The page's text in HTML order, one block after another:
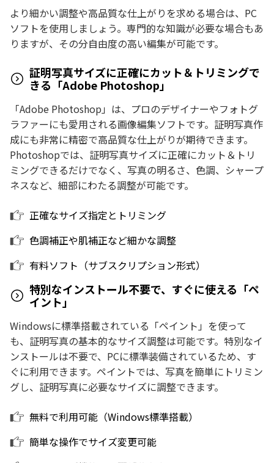
より細かい調整や高品質な仕上がりを求める場合は、PC
ソフトを使用しましょう。専門的な知識が必要な場合もあ
りますが、その分自由度の高い編集が可能です。
証明写真サイズに正確にカット＆トリミングで
きる「Adobe Photoshop」
「Adobe Photoshop」は、プロのデザイナーやフォトグ
ラファーにも愛用される画像編集ソフトです。証明写真作
成にも非常に精密で高品質な仕上がりが期待できます。
Photoshopでは、証明写真サイズに正確にカット＆トリ
ミングできるだけでなく、写真の明るさ、色調、シャープ
ネスなど、細部にわたる調整が可能です。
正確なサイズ指定とトリミング
色調補正や肌補正など細かな調整
有料ソフト（サブスクリプション形式）
特別なインストール不要で、すぐに使える「ペ
イント」
Windowsに標準搭載されている「ペイント」を使って
も、証明写真の基本的なサイズ調整は可能です。特別なイ
ンストールは不要で、PCに標準装備されているため、す
ぐに利用できます。ペイントでは、写真を簡単にトリミン
グし、証明写真に必要なサイズに調整できます。
無料で利用可能（Windows標準搭載）
簡単な操作でサイズ変更可能